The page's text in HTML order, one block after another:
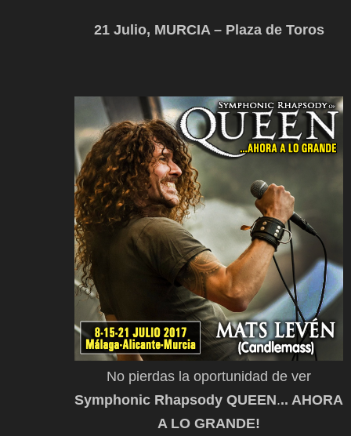
21 Julio, MURCIA – Plaza de Toros
No pierdas la oportunidad de ver
Symphonic Rhapsody QUEEN... AHORA
A LO GRANDE!